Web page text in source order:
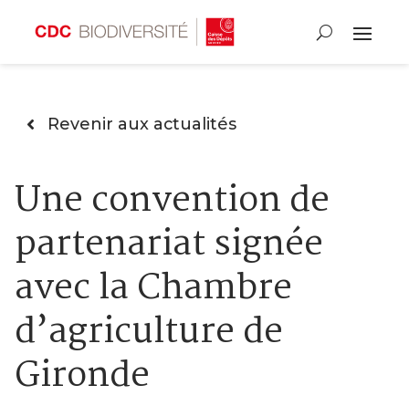
Revenir aux actualités
Une convention de
partenariat signée
avec la Chambre
d’agriculture de
Gironde